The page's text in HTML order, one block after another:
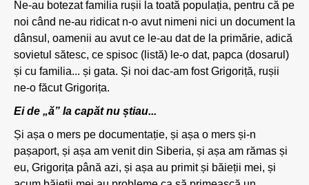
Ne-au botezat familia rușii la toată populația, pentru că pe
noi când ne-au ridicat n-o avut nimeni nici un document la
dânsul, oamenii au avut ce le-au dat de la primărie, adică
sovietul sătesc, ce spisoc (listă) le-o dat, papca (dosarul)
și cu familia... și gata. Și noi dac-am fost Grigoriță, rușii
ne-o făcut Grigorița.
Ei de „ă” la capăt nu știau...
Și așa o mers pe documentație, și așa o mers și-n
pașaport, și așa am venit din Siberia, și așa am rămas și
eu, Grigorița până azi, și așa au primit și băieții mei, și